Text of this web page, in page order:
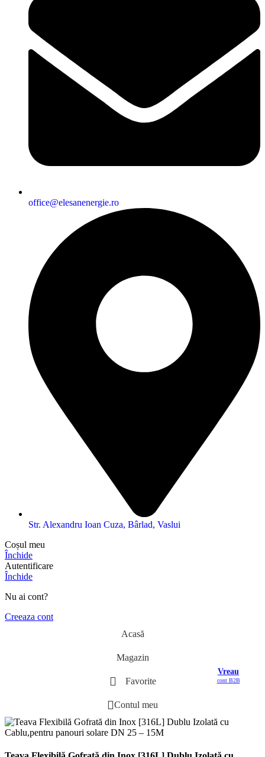
office@elesanenergie.ro
Str. Alexandru Ioan Cuza, Bârlad, Vaslui
Coșul meu
Închide
Autentificare
Închide
Nu ai cont?
Creeaza cont
Acasă
Magazin
Favorite
Contul meu
Vreau
cont B2B